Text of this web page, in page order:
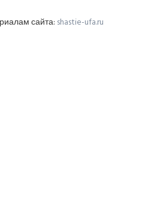
сайта: shastie-ufa.ru